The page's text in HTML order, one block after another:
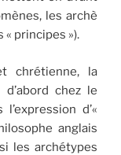
les archè
principes »).
chrétienne, la
chez le
d’«
anglais
les archétypes